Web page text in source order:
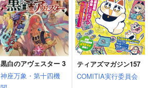
黒白のアヴェスター 3
神座万象・第十四機
ティアズマガジン157
COMITIA実行委員会